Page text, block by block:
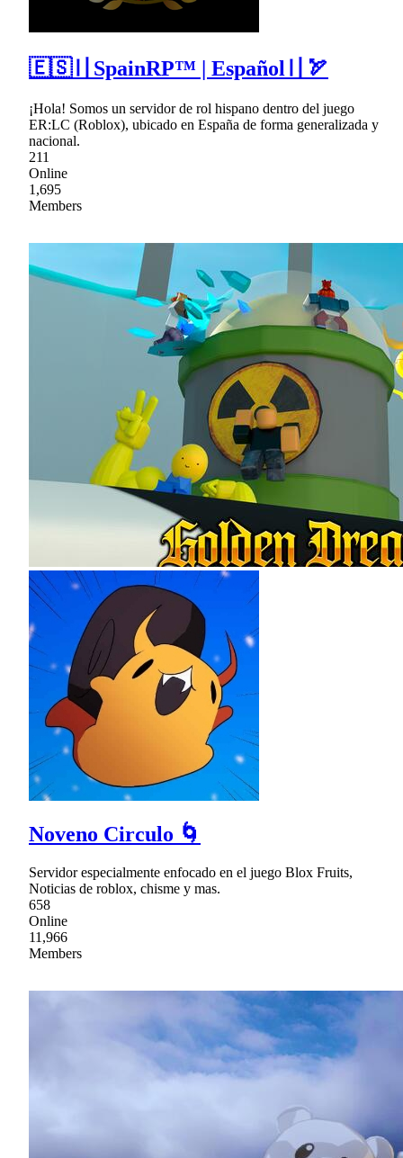
🇪🇸〢SpainRP™ | Español〢🏹
¡Hola! Somos un servidor de rol hispano dentro del juego
ER:LC (Roblox), ubicado en España de forma generalizada y
nacional.
211
Online
1,695
Members
Noveno Circulo 🌀
Servidor especialmente enfocado en el juego Blox Fruits,
Noticias de roblox, chisme y mas.
658
Online
11,966
Members